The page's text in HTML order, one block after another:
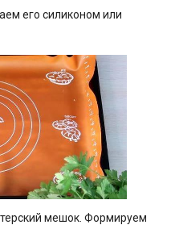
его силиконом или
мешок. Формируем